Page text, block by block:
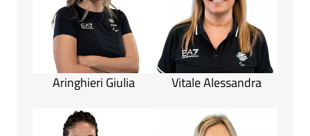
Aringhieri Giulia Vitale Alessandra